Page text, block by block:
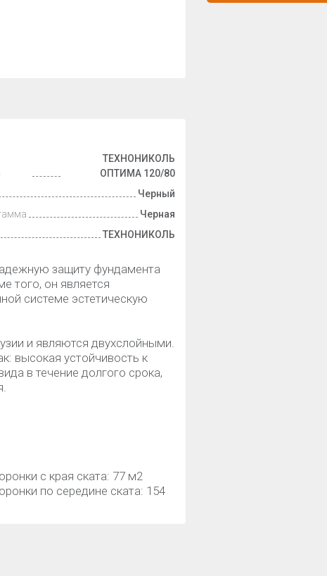
ТЕХНОНИКОЛЬ
ОПТИМА 120/80
Черный
Черная
ТЕХНОНИКОЛЬ
защиту фундамента
того, он является
системе эстетическую
и являются двухслойными.
высокая устойчивость к
в течение долгого срока,
с края ската: 77 м2
по середине ската: 154